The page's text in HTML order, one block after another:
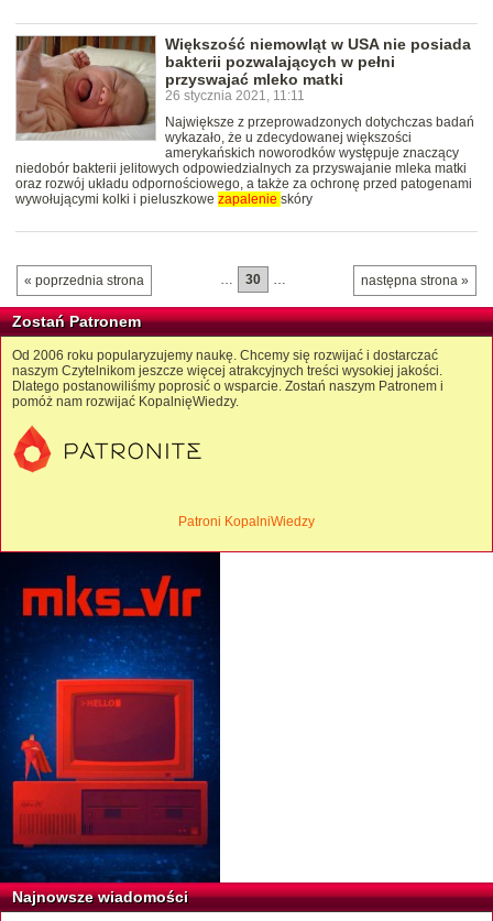
Większość niemowląt w USA nie posiada
bakterii pozwalających w pełni
przyswajać mleko matki
26 stycznia 2021, 11:11
Największe z przeprowadzonych dotychczas badań
wykazało, że u zdecydowanej większości
amerykańskich noworodków występuje znaczący
niedobór bakterii jelitowych odpowiedzialnych za przyswajanie mleka matki
oraz rozwój układu odpornościowego, a także za ochronę przed patogenami
wywołującymi kolki i pieluszkowe zapalenie skóry
« poprzednia strona następna strona »
… 30 …
Zostań Patronem
Od 2006 roku popularyzujemy naukę. Chcemy się rozwijać i dostarczać
naszym Czytelnikom jeszcze więcej atrakcyjnych treści wysokiej jakości.
Dlatego postanowiliśmy poprosić o wsparcie. Zostań naszym Patronem i
pomóż nam rozwijać KopalnięWiedzy.
Patroni KopalniWiedzy
Najnowsze wiadomości